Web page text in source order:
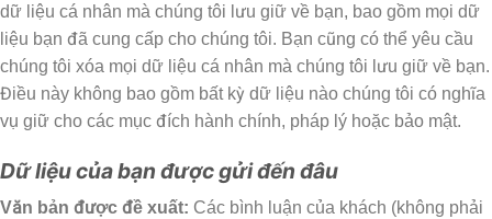
dữ liệu cá nhân mà chúng tôi lưu giữ về bạn, bao gồm mọi dữ
liệu bạn đã cung cấp cho chúng tôi. Bạn cũng có thể yêu cầu
chúng tôi xóa mọi dữ liệu cá nhân mà chúng tôi lưu giữ về bạn.
Điều này không bao gồm bất kỳ dữ liệu nào chúng tôi có nghĩa
vụ giữ cho các mục đích hành chính, pháp lý hoặc bảo mật.
Dữ liệu của bạn được gửi đến đâu
Văn bản được đề xuất: Các bình luận của khách (không phải